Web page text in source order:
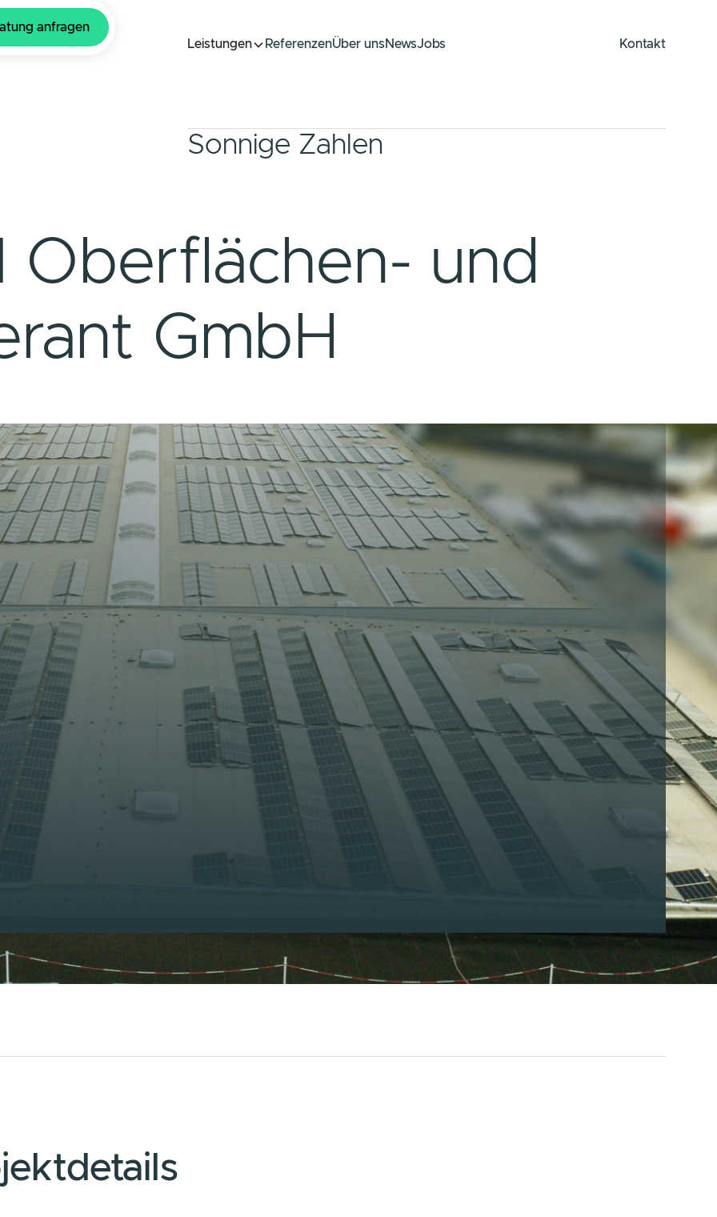
anfragen
Leistungen
ReferenzenÜber unsNewsJobs
Kontakt
Sonnige Zahlen
Oberflächen- und
GmbH